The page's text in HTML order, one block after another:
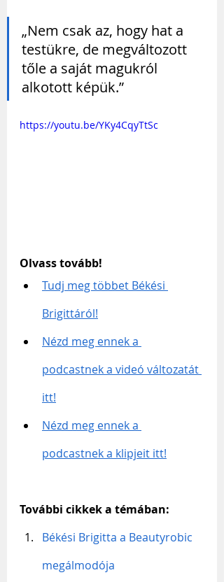
„Nem csak az, hogy hat a
testükre, de megváltozott
tőle a saját magukról
alkotott képük.”
https://youtu.be/YKy4CqyTtSc
Olvass tovább!
Tudj meg többet Békési
Brigittáról!
Nézd meg ennek a
podcastnek a videó változatát
itt!
Nézd meg ennek a
podcastnek a klipjeit itt!
További cikkek a témában:
Békési Brigitta a Beautyrobic
megálmodója